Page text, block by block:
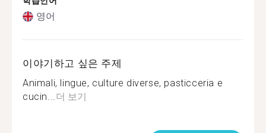
영어
이야기하고 싶은 주제
Animali, lingue, culture diverse, pasticceria e
cucin...더 보기